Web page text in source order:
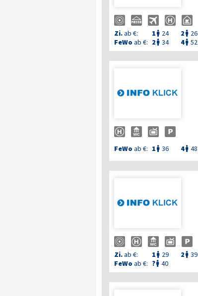
Zi.ab €: 1  24 2  26
FeWo ab €: 2  34 4 52
FeWo ab €: 1  36 4 48
Zi.ab €: 1  29 2  39
FeWo ab €: ? 40